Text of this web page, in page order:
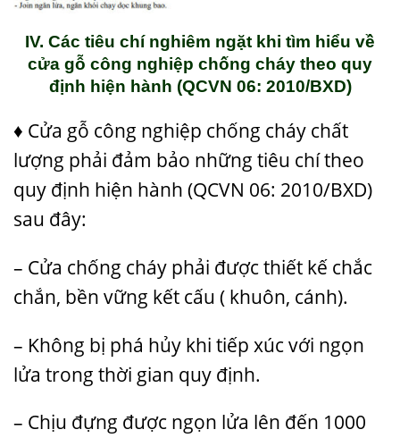
IV. Các tiêu chí nghiêm ngặt khi tìm hiểu về
cửa gỗ công nghiệp chống cháy theo quy
định hiện hành (QCVN 06: 2010/BXD)
♦ Cửa gỗ công nghiệp chống cháy chất
lượng phải đảm bảo những tiêu chí theo
quy định hiện hành (QCVN 06: 2010/BXD)
sau đây:
– Cửa chống cháy phải được thiết kế chắc
chắn, bền vững kết cấu ( khuôn, cánh).
– Không bị phá hủy khi tiếp xúc với ngọn
lửa trong thời gian quy định.
– Chịu đựng được ngọn lửa lên đến 1000